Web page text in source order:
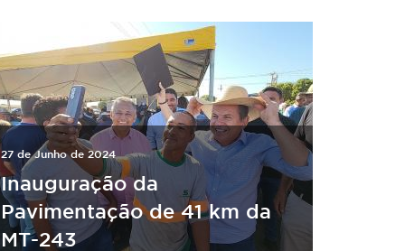
27 de Junho de 2024
Inauguração da
Pavimentação de 41 km da
MT-243